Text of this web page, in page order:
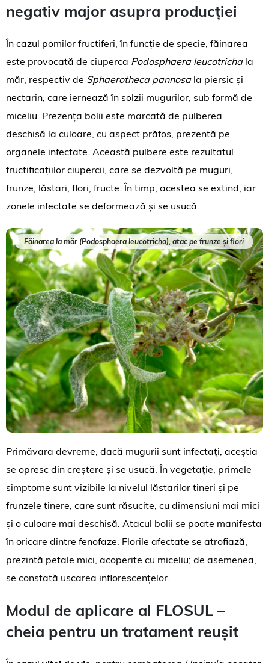
negativ major asupra producției
În cazul pomilor fructiferi, în funcție de specie, făinarea
este provocată de ciuperca Podosphaera leucotrichala
măr, respectiv de Sphaerotheca pannosa la piersic și
nectarin, care iernează în solzii mugurilor, sub formă de
miceliu. Prezența bolii este marcată de pulberea
deschisă la culoare, cu aspect prăfos, prezentă pe
organele infectate. Această pulbere este rezultatul
fructificațiilor ciupercii, care se dezvoltă pe muguri,
frunze, lăstari, flori, fructe. În timp, acestea se extind, iar
zonele infectate se deformează și se usucă.
Făinarea la măr (Podosphaera leucotricha), atac pe frunze și flori
Primăvara devreme, dacă mugurii sunt infectați, aceștia
se opresc din creștere și se usucă. În vegetație, primele
simptome sunt vizibile la nivelul lăstarilor tineri și pe
frunzele tinere, care sunt răsucite, cu dimensiuni mai mici
și o culoare mai deschisă. Atacul bolii se poate manifesta
în oricare dintre fenofaze. Florile afectate se atrofiază,
prezintă petale mici, acoperite cu miceliu; de asemenea,
se constată uscarea inflorescențelor.
Modul de aplicare al FLOSUL –
cheia pentru un tratament reușit